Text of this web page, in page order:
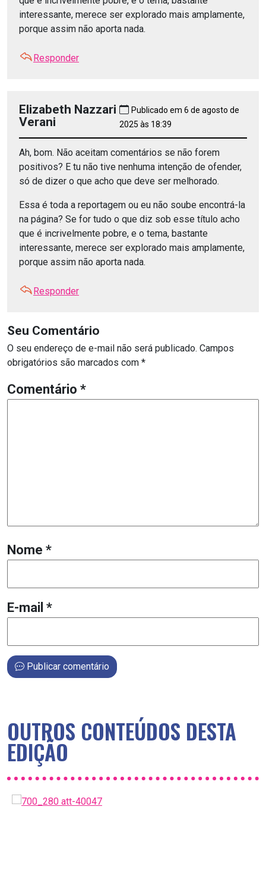
interessante, merece ser explorado mais amplamente,
porque assim não aporta nada.
Responder
Elizabeth Nazzari
Verani
Publicado em 6 de agosto de
2025 às 18:39
Ah, bom. Não aceitam comentários se não forem
positivos? E tu não tive nenhuma intenção de ofender,
só de dizer o que acho que deve ser melhorado.
Essa é toda a reportagem ou eu não soube encontrá-la
na página? Se for tudo o que diz sob esse título acho
que é incrivelmente pobre, e o tema, bastante
interessante, merece ser explorado mais amplamente,
porque assim não aporta nada.
Responder
Seu Comentário
O seu endereço de e-mail não será publicado. Campos
obrigatórios são marcados com *
Comentário *
Nome *
E-mail *
Publicar comentário
OUTROS CONTEÚDOS DESTA
EDIÇÃO